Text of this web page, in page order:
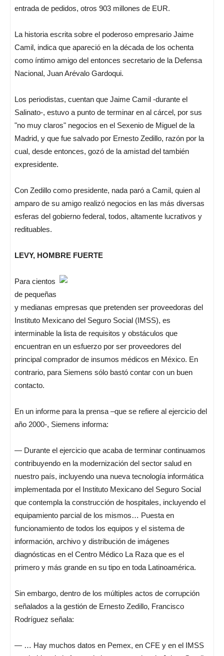
entrada de pedidos, otros 903 millones de EUR.
La historia escrita sobre el poderoso empresario Jaime
Camil, indica que apareció en la década de los ochenta
como íntimo amigo del entonces secretario de la Defensa
Nacional, Juan Arévalo Gardoqui.
Los periodistas, cuentan que Jaime Camil -durante el
Salinato-, estuvo a punto de terminar en al cárcel, por sus
"no muy claros" negocios en el Sexenio de Miguel de la
Madrid, y que fue salvado por Ernesto Zedillo, razón por la
cual, desde entonces, gozó de la amistad del también
expresidente.
Con Zedillo como presidente, nada paró a Camil, quien al
amparo de su amigo realizó negocios en las más diversas
esferas del gobierno federal, todos, altamente lucrativos y
redituables.
LEVY, HOMBRE FUERTE
Para cientos
de pequeñas
y medianas empresas que pretenden ser proveedoras del
Instituto Mexicano del Seguro Social (IMSS), es
interminable la lista de requisitos y obstáculos que
encuentran en un esfuerzo por ser proveedores del
principal comprador de insumos médicos en México. En
contrario, para Siemens sólo bastó contar con un buen
contacto.
En un informe para la prensa –que se refiere al ejercicio del
año 2000-, Siemens informa:
— Durante el ejercicio que acaba de terminar continuamos
contribuyendo en la modernización del sector salud en
nuestro país, incluyendo una nueva tecnología informática
implementada por el Instituto Mexicano del Seguro Social
que contempla la construcción de hospitales, incluyendo el
equipamiento parcial de los mismos… Puesta en
funcionamiento de todos los equipos y el sistema de
información, archivo y distribución de imágenes
diagnósticas en el Centro Médico La Raza que es el
primero y más grande en su tipo en toda Latinoamérica.
Sin embargo, dentro de los múltiples actos de corrupción
señalados a la gestión de Ernesto Zedillo, Francisco
Rodríguez señala:
— … Hay muchos datos en Pemex, en CFE y en el IMSS